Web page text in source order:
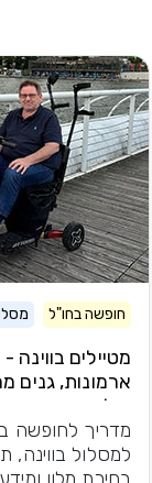
חופשה בחו"ל
מטיילים בווינה
ארמונות, גנים
וקלאסיקה
מדריך לחופשה
למסלול בווינה,